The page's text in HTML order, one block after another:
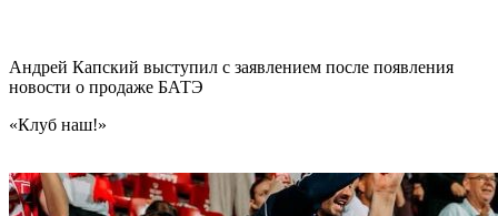
Андрей Капский выступил с заявлением после появления
новости о продаже БАТЭ
«Клуб наш!»